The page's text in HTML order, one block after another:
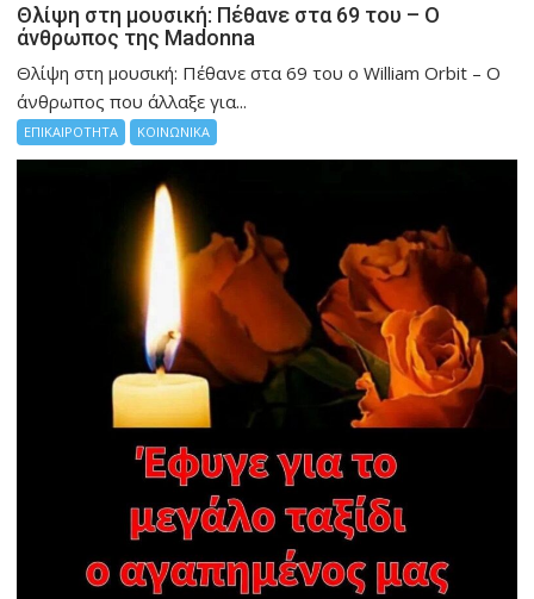
Θλίψη στη μουσική: Πέθανε στα 69 του – Ο
άνθρωπος της Madonna
Θλίψη στη μουσική: Πέθανε στα 69 του ο William Orbit – Ο
άνθρωπος που άλλαξε για...
ΕΠΙΚΑΙΡΟΤΗΤΑ ΚΟΙΝΩΝΙΚΑ